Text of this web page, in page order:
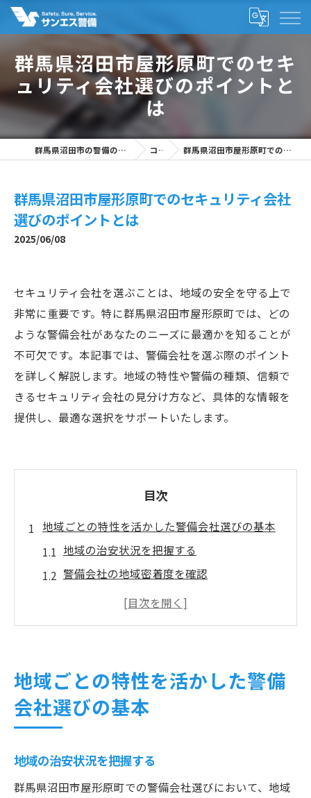
群馬県沼田市屋形原町でのセキ
ュリティ会社選びのポイントと
は
群馬県沼田市の警備の求人なら株式会社サンエス警備 コラム 群馬県沼田市屋形原町でのセキュリティ会社選びのポイントとは
群馬県沼田市屋形原町でのセキュリティ会社
選びのポイントとは
2025/06/08
セキュリティ会社を選ぶことは、地域の安全を守る上で
非常に重要です。特に群馬県沼田市屋形原町では、どの
ような警備会社があなたのニーズに最適かを知ることが
不可欠です。本記事では、警備会社を選ぶ際のポイント
を詳しく解説します。地域の特性や警備の種類、信頼で
きるセキュリティ会社の見分け方など、具体的な情報を
提供し、最適な選択をサポートいたします。
目次
地域ごとの特性を活かした警備会社選びの基本
地域の治安状況を把握する
警備会社の地域密着度を確認
地域特有のニーズを考慮する
信頼できる警備会社を見極めるための重要ポイ
ント
過去の実績と経験をチェック
顧客への対応力を評価
地域ごとの特性を活かした警備
会社選びの基本
地域の治安状況を把握する
群馬県沼田市屋形原町での警備会社選びにおいて、地域